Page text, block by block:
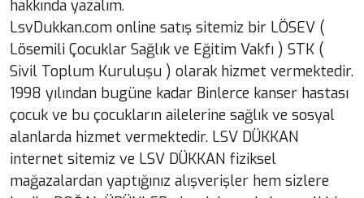
hakkında yazalım.
LsvDukkan.com online satış sitemiz bir LÖSEV (
Lösemili Çocuklar Sağlık ve Eğitim Vakfı ) STK (
Sivil Toplum Kuruluşu ) olarak hizmet vermektedir.
1998 yılından bugüne kadar Binlerce kanser hastası
çocuk ve bu çocukların ailelerine sağlık ve sosyal
alanlarda hizmet vermektedir. LSV DÜKKAN
internet sitemiz ve LSV DÜKKAN fiziksel
mağazalardan yaptığınız alışverişler hem sizlere